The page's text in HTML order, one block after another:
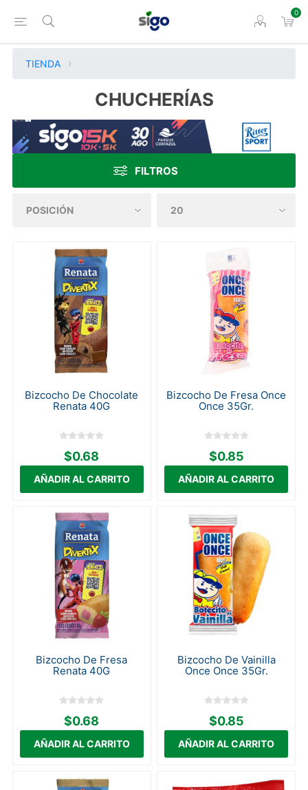
0
TIENDA
CHUCHERÍAS
FILTROS
Bizcocho De Chocolate
Renata 40G
$0.68
Bizcocho De Fresa Once
Once 35Gr.
$0.85
Bizcocho De Fresa
Renata 40G
$0.68
Bizcocho De Vainilla
Once Once 35Gr.
$0.85